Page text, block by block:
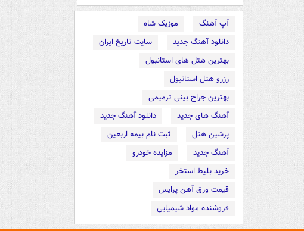
آپ آهنگ
موزیک شاه
دانلود آهنگ جدید
سایت تاریخ ایران
بهترین هتل های استانبول
رزرو هتل استانبول
بهترین جراح بینی ترمیمی
آهنگ های جدید
دانلود آهنگ جدید
پرشین هتل
ثبت نام بیمه اربعین
آهنگ جدید
مزایده خودرو
خرید بلیط استخر
قیمت ورق آهن پرایس
فروشنده مواد شیمیایی